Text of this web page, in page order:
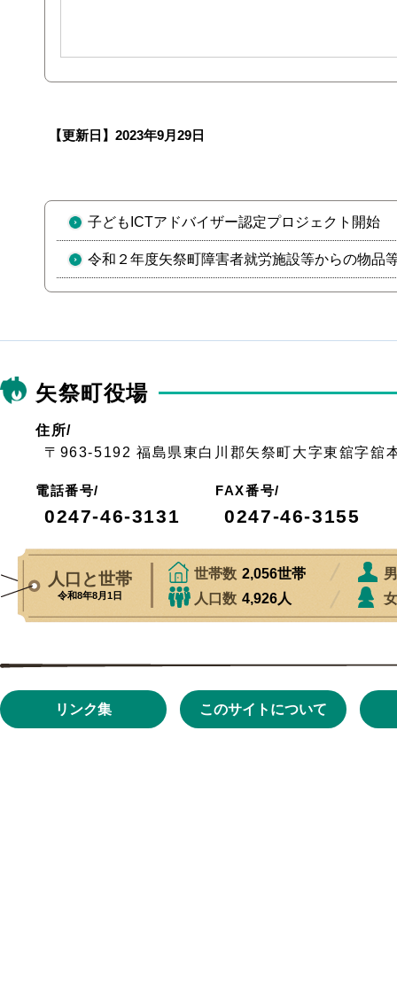
【更新日】 2023年9月29日
子どもICTアドバイザー認定プロジェクト開始
令和２年度矢祭町障害者就労施設等からの物品
矢祭町役場
住所/
〒963-5192 福島県東白川郡矢祭町大字東舘字舘
電話番号/
0247-46-3131
FAX番号/
0247-46-3155
リンク集 このサイトについて